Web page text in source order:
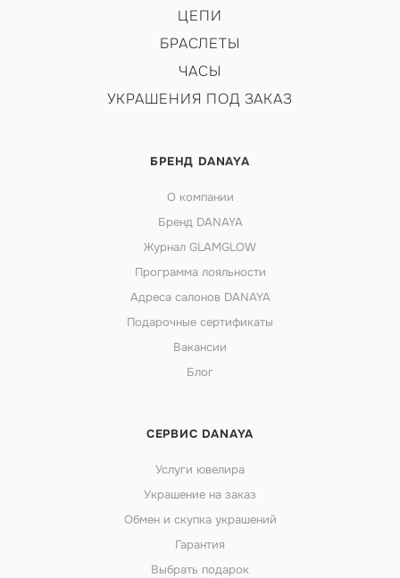
ЦЕПИ
БРАСЛЕТЫ
ЧАСЫ
УКРАШЕНИЯ ПОД ЗАКАЗ
БРЕНД DANAYA
О компании
Бренд DANAYA
Журнал GLAMGLOW
Программа лояльности
Адреса салонов DANAYA
Подарочные сертификаты
Вакансии
Блог
СЕРВИС DANAYA
Услуги ювелира
Украшение на заказ
Обмен и скупка украшений
Гарантия
Выбрать подарок